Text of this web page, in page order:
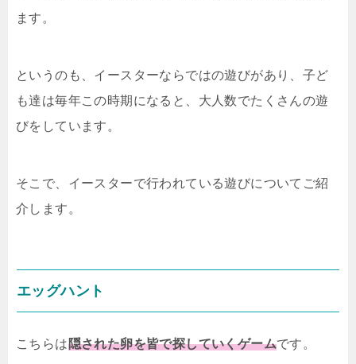
ます。
というのも、イースターならではの遊びがあり、子ど
も達は毎年この時期になると、大人数でたくさんの遊
びをしています。
そこで、イースターで行われている遊びについてご紹
介します。
エッグハント
こちらは隠された卵を皆で探していくゲームです。